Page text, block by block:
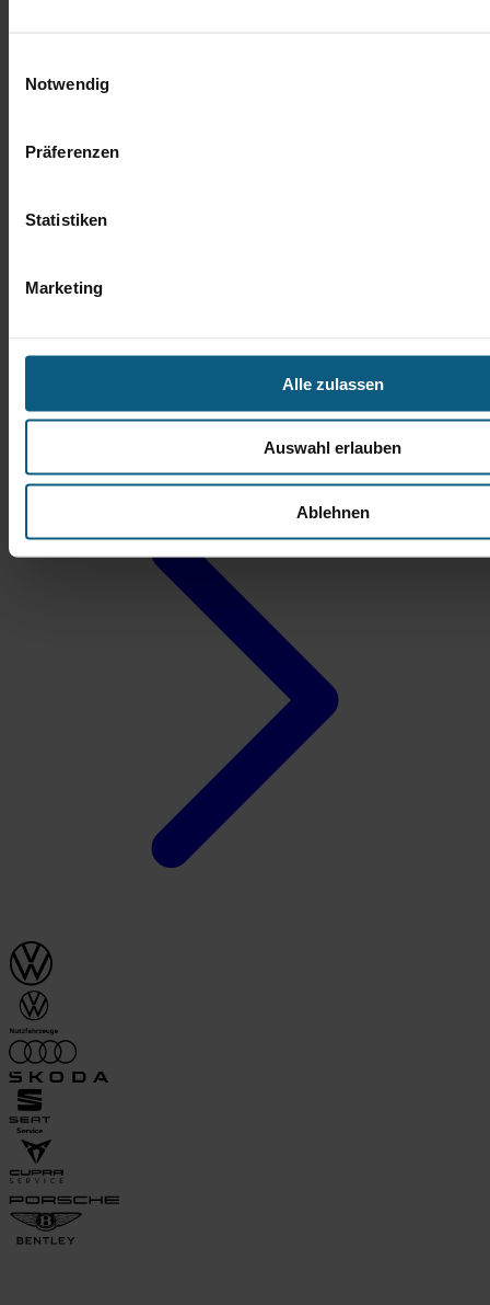
Notwendig
Präferenzen
Statistiken
Marketing
Alle zulassen
Auswahl erlauben
Ablehnen
Verkaufsberater Gebrauchtwagen
d.hantke@autobach.de